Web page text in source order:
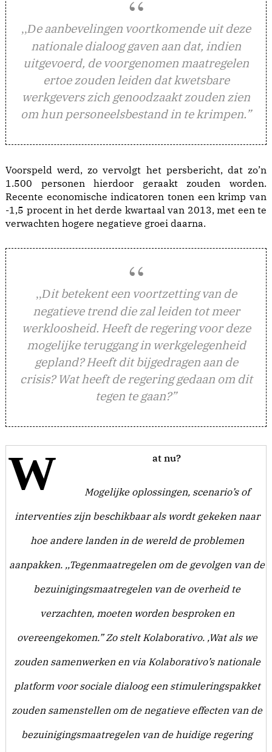
,,De aanbevelingen voortkomende uit deze
nationale dialoog gaven aan dat, indien
uitgevoerd, de voorgenomen maatregelen
ertoe zouden leiden dat kwetsbare
werkgevers zich genoodzaakt zouden zien
om hun personeelsbestand in te krimpen.”
Voorspeld werd, zo vervolgt het persbericht, dat zo’n
1.500 personen hierdoor geraakt zouden worden.
Recente economische indicatoren tonen een krimp van
-1,5 procent in het derde kwartaal van 2013, met een te
verwachten hogere negatieve groei daarna.
,,Dit betekent een voortzetting van de
negatieve trend die zal leiden tot meer
werkloosheid. Heeft de regering voor deze
mogelijke teruggang in werkgelegenheid
gepland? Heeft dit bijgedragen aan de
crisis? Wat heeft de regering gedaan om dit
tegen te gaan?”
W at nu?
Mogelijke oplossingen, scenario’s of
interventies zijn beschikbaar als wordt gekeken naar
hoe andere landen in de wereld de problemen
aanpakken. ,,Tegenmaatregelen om de gevolgen van de
bezuinigingsmaatregelen van de overheid te
verzachten, moeten worden besproken en
overeengekomen.” Zo stelt Kolaborativo. ,Wat als we
zouden samenwerken en via Kolaborativo’s nationale
platform voor sociale dialoog een stimuleringspakket
zouden samenstellen om de negatieve effecten van de
bezuinigingsmaatregelen van de huidige regering